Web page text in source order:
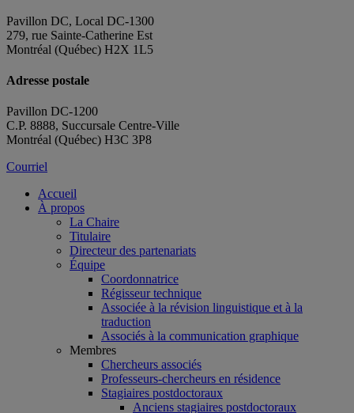
Pavillon DC, Local DC-1300
279, rue Sainte-Catherine Est
Montréal (Québec) H2X 1L5
Adresse postale
Pavillon DC-1200
C.P. 8888, Succursale Centre-Ville
Montréal (Québec) H3C 3P8
Courriel
Accueil
À propos
La Chaire
Titulaire
Directeur des partenariats
Équipe
Coordonnatrice
Régisseur technique
Associée à la révision linguistique et à la
traduction
Associés à la communication graphique
Membres
Chercheurs associés
Professeurs-chercheurs en résidence
Stagiaires postdoctoraux
Anciens stagiaires postdoctoraux